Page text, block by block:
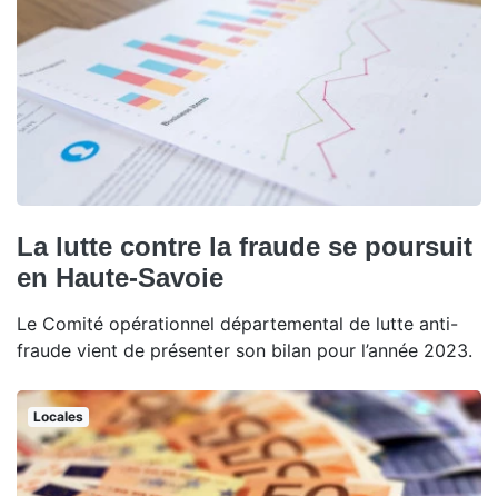
La lutte contre la fraude se poursuit
en Haute-Savoie
Le Comité opérationnel départemental de lutte anti-
fraude vient de présenter son bilan pour l’année 2023.
Locales